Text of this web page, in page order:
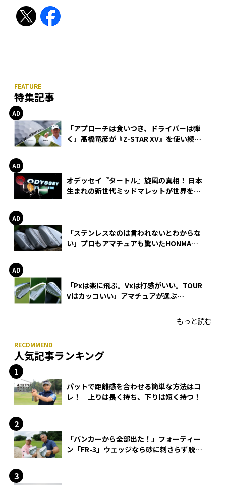
特集記事
「アプローチは食いつき、ドライバーは弾
く」髙橋竜彦が『Z-STAR XV』を使い続け
オデッセイ『タートル』旋風の真相！ 日本
生まれの新世代ミッドマレットが世界を席
「ステンレスなのは言われないとわからな
い」プロもアマチュアも驚いたHONMA
「Pxは楽に飛ぶ。Vxは打感がいい。TOUR
Vはカッコいい」アマチュアが選ぶ
もっと読む
人気記事ランキング
パットで距離感を合わせる簡単な方法はコ
レ！ 上りは長く持ち、下りは短く持つ！
「バンカーから全部出た！」フォーティー
ン「FR-3」ウェッジなら砂に刺さらず脱出